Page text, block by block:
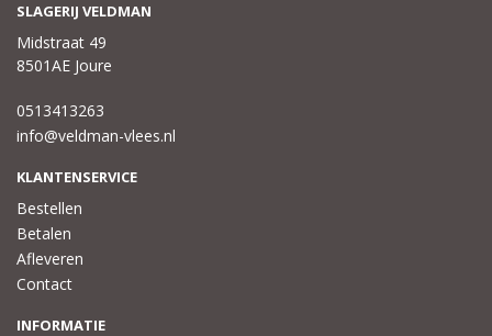
SLAGERIJ VELDMAN
Midstraat 49
8501AE Joure
0513413263
info@veldman-vlees.nl
KLANTENSERVICE
Bestellen
Betalen
Afleveren
Contact
INFORMATIE